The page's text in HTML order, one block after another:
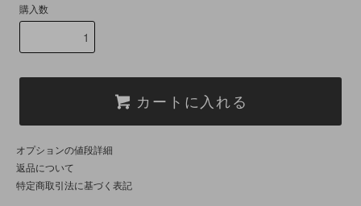
購入数
カートに入れる
オプションの値段詳細
返品について
特定商取引法に基づく表記